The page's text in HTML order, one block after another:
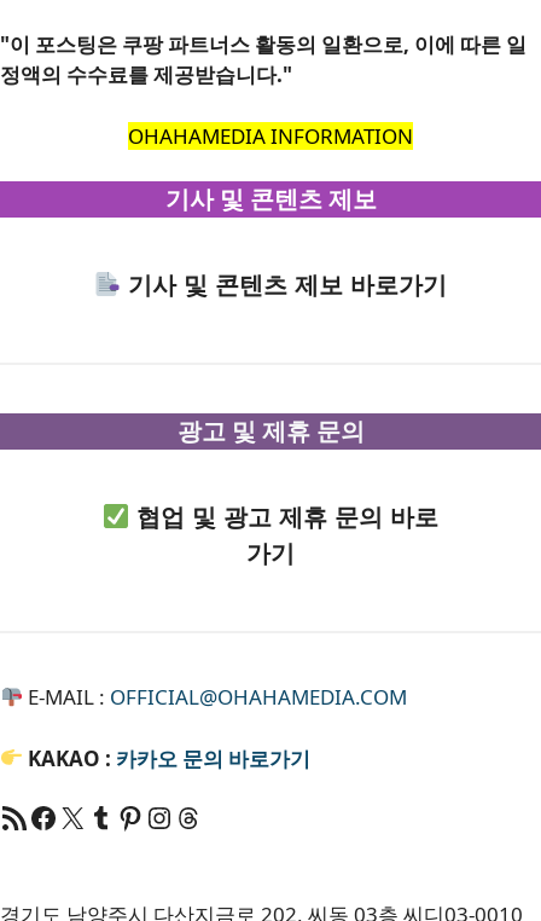
"이 포스팅은 쿠팡 파트너스 활동의 일환으로, 이에 따른 일
정액의 수수료를 제공받습니다."
OHAHAMEDIA INFORMATION
기사 및 콘텐츠 제보
기사 및 콘텐츠 제보 바로가기
광고 및 제휴 문의
협업 및 광고 제휴 문의 바로
가기
E-MAIL : OFFICIAL@OHAHAMEDIA.COM
KAKAO : 카카오 문의 바로가기
RSS 피드Facebook
X Tumblr
Pinterest
RSSThreads
경기도 남양주시 다산지금로 202, 씨동 03층 씨디03-0010